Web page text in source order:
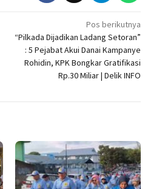
Pos berikutnya
“Pilkada Dijadikan Ladang Setoran”
: 5 Pejabat Akui Danai Kampanye
Rohidin, KPK Bongkar Gratifikasi
Rp.30 Miliar | Delik INFO